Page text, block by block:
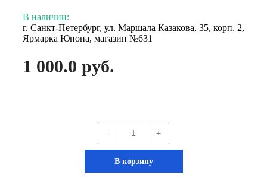
В наличии:
г. Санкт-Петербург, ул. Маршала Казакова, 35, корп. 2,
Ярмарка Юнона, магазин №631
1 000.0 руб.
- +
В корзину